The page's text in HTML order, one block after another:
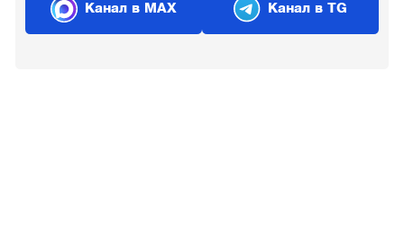
Канал в MAX Канал в TG